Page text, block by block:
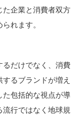
た企業と消費者双方
れます。
るだけでなく、消費
るブランドが増え
た包括的な視点が導
行ではなく地球規